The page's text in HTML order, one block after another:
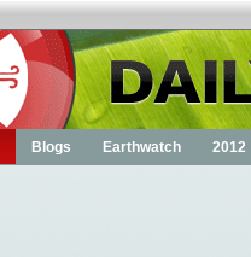
Blogs Earthwatch 2012